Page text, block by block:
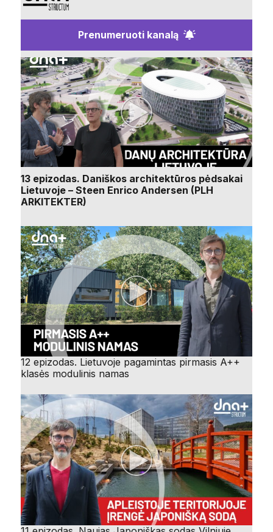
Prenumeruoti kanalą
13 epizodas. Daniškos architektūros pėdsakai
Lietuvoje – Steen Enrico Andersen (PLH
ARKITEKTER)
12 epizodas. Lietuvoje pagamintas pirmasis A++
klasės modulinis namas